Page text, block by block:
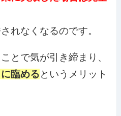
れなくなるのです。
とで気が引き締まり、
臨めるというメリット